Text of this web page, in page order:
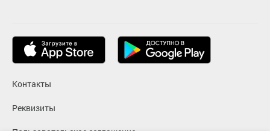
Контакты
Реквизиты